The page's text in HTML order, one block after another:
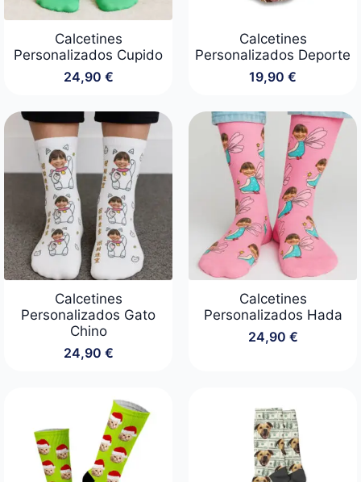
Calcetines
Personalizados Cupido
24,90 €
Calcetines
Personalizados Deporte
19,90 €
Calcetines
Personalizados Gato
Chino
24,90 €
Calcetines
Personalizados Hada
24,90 €